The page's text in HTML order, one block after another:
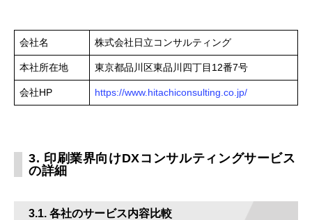
会社名 株式会社日立コンサルティング
本社所在地 東京都品川区東品川四丁目12番7号
会社HP https://www.hitachiconsulting.co.jp/
3. 印刷業界向けDXコンサルティングサービス
の詳細
3.1. 各社のサービス内容比較